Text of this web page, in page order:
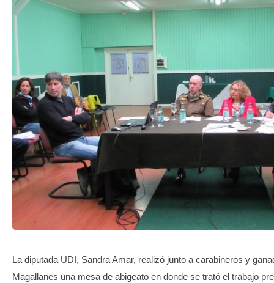
GALERIA DE FOTOS
APP MÓVIL
TRANSPARENCIA
La diputada UDI, Sandra Amar, realizó junto a carabineros y
Magallanes una mesa de abigeato en donde se trató el trabajo